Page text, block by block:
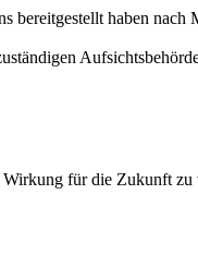
bereitgestellt haben
für die Zukunft zu